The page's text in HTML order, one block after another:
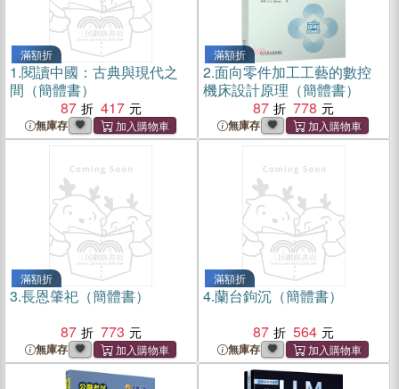
滿額折
1.閱讀中國：古典與現代之
間（簡體書）
87
417
無庫存
滿額折
2.面向零件加工工藝的數控
機床設計原理（簡體書）
87
778
無庫存
滿額折
3.長恩肇祀（簡體書）
87
773
無庫存
滿額折
4.蘭台鉤沉（簡體書）
87
564
無庫存